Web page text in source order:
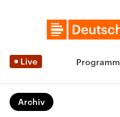
Live Programm
Archiv